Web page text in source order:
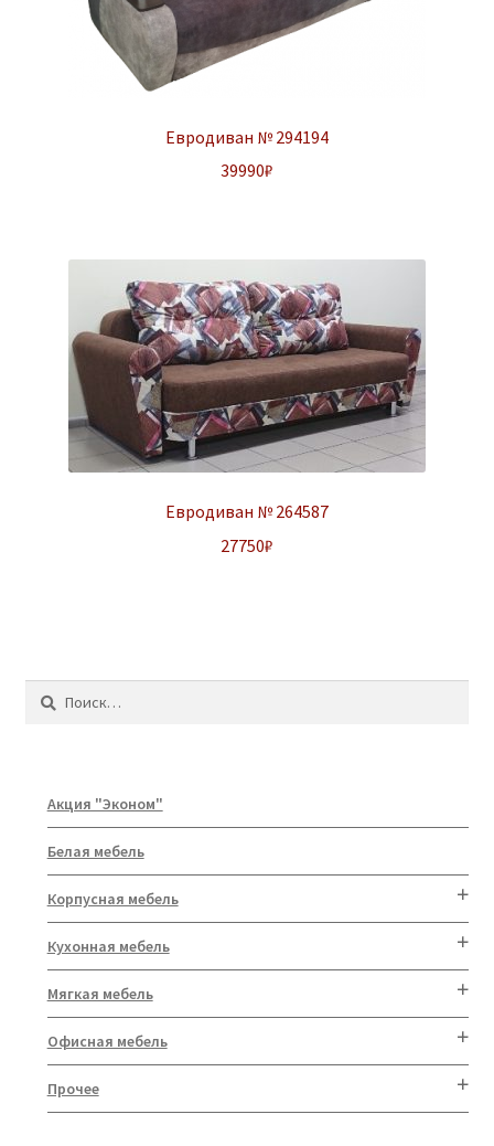
Евродиван № 294194
39990₽
Евродиван № 264587
27750₽
Найти:
Акция "Эконом"
Белая мебель
Корпусная мебель
Кухонная мебель
Мягкая мебель
Офисная мебель
Прочее